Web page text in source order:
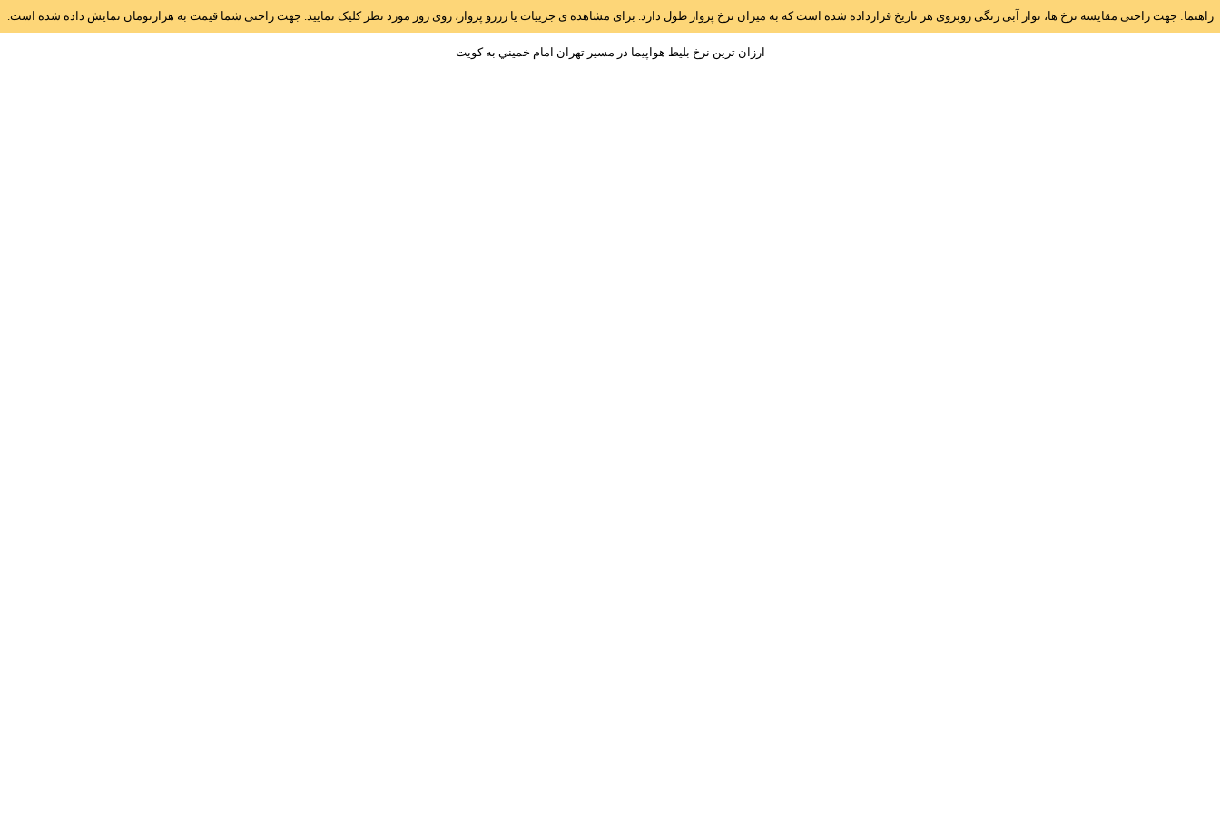
راهنما: جهت راحتی مقایسه نرخ ها، نوار آبی رنگی روبروی هر تاریخ قرارداده شده است که به میزان نرخ پرواز طول دارد. برای مشاهده ی جزییات یا رزرو پرواز، روی روز مورد نظر کلیک نمایید. جهت راحتی شما قیمت به هزارتومان نمایش داده شده است.
ارزان ترین نرخ بلیط هواپیما در مسیر تهران امام خميني به کويت